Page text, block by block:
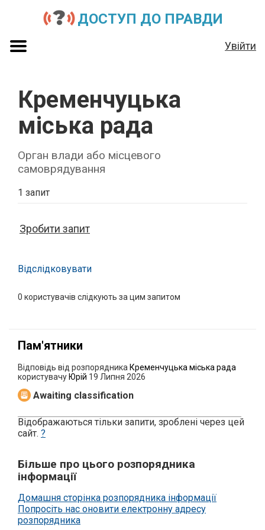
ДОСТУП ДО ПРАВДИ
Увійти
Кременчуцька
міська рада
Орган влади або місцевого
самоврядування
1 запит
Зробити запит
Відслідковувати
0 користувачів слідкують за цим запитом
Пам'ятники
Відповідь від розпорядника Кременчуцька міська рада
користувачу Юрій 19 Липня 2026
Awaiting classification
Відображаються тільки запити, зроблені через цей
сайт. ?
Більше про цього розпорядника
інформації
Домашня сторінка розпорядника інформації
Попросіть нас оновити електронну адресу
розпорядника